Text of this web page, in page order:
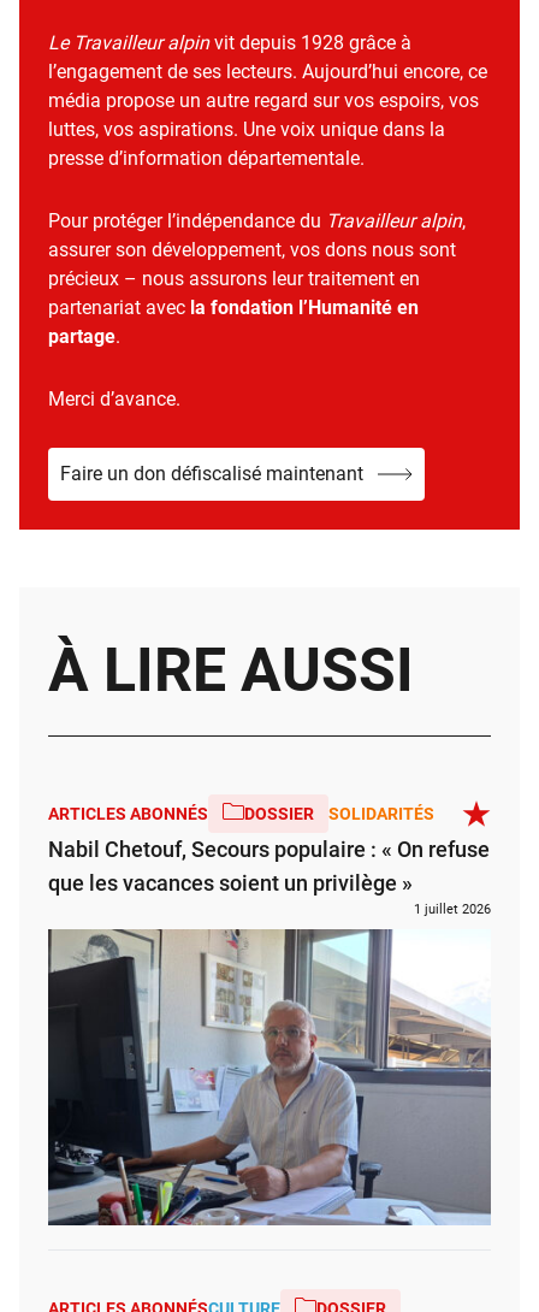
Le Travailleur alpinvit depuis 1928 grâce à
l’engagement de ses lecteurs. Aujourd’hui encore, ce
média propose un autre regard sur vos espoirs, vos
luttes, vos aspirations. Une voix unique dans la
presse d’information départementale.
Pour protéger l’indépendance du Travailleur alpin,
assurer son développement, vos dons nous sont
précieux – nous assurons leur traitement en
partenariat avec la fondation l’Humanité en
partage.
Merci d’avance.
Faire un don défiscalisé maintenant
À LIRE AUSSI
ARTICLES ABONNÉS DOSSIER SOLIDARITÉS
Nabil Chetouf, Secours populaire : « On refuse
que les vacances soient un privilège »
1 juillet 2026
ARTICLES ABONNÉSCULTURE DOSSIER